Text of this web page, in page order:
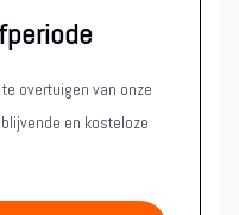
overtuigen van onze
en kosteloze